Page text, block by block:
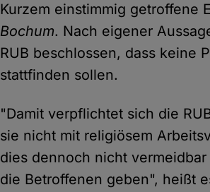
Kurzem einstimmig getroffene
Bochum. Nach eigener
RUB beschlossen, dass keine
stattfinden sollen.
"Damit verpflichtet sich die
sie nicht mit religiösem
dies dennoch nicht
die Betroffenen geben", heißt